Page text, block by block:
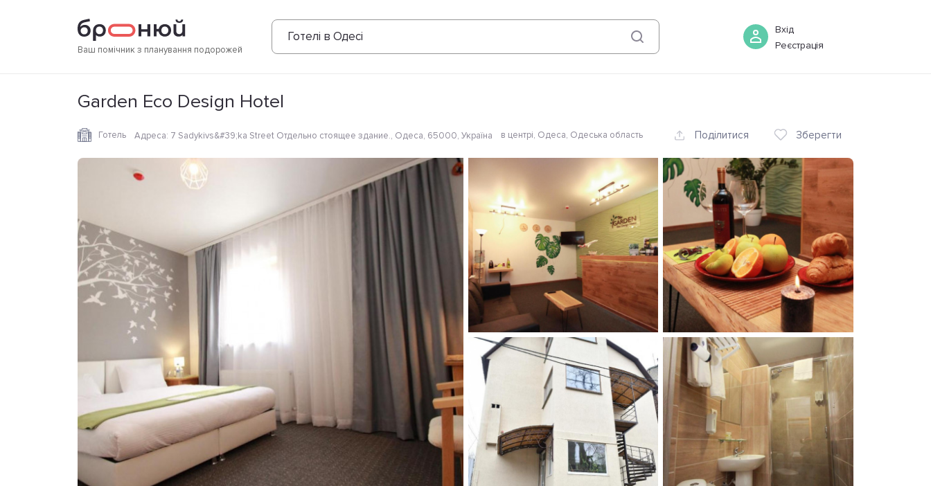
Ваш помічник з планування подорожей
Готелі в Одесі
Вхід
Реєстрація
Фотографії Зручності Розташування 08 серпня Бронювати
Garden Eco Design Hotel
Готель Адреса: 7 Sadykivs&#39;ka Street Отдельно стоящее здание., Одеса, 65000, Україна в центрі, Одеса, Одеська область Поділитися Зберегти